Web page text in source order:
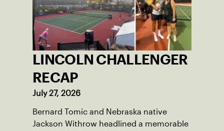
LINCOLN CHALLENGER
RECAP
July 27, 2026
Bernard Tomic and Nebraska native
Jackson Withrow headlined a memorable